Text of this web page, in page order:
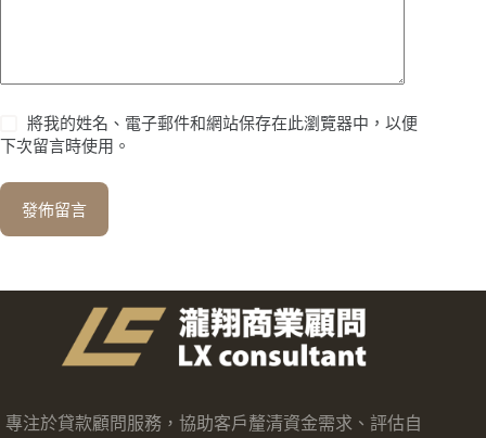
將我的姓名、電子郵件和網站保存在此瀏覽器中，以便
下次留言時使用。
發佈留言
專注於貸款顧問服務，協助客戶釐清資金需求、評估自